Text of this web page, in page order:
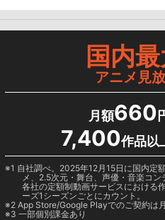
国内
アニメ見
月額660
7,400作品以
1 自社調べ。2025年12月15日に国内定
メ、2.5次元・舞台、声優・音楽コン
各社の定額制動画サービスにおける
ーズ1シーズンごとにカウント。
2 App Store/Google Playでのご契約は
3 一部個別課金あり